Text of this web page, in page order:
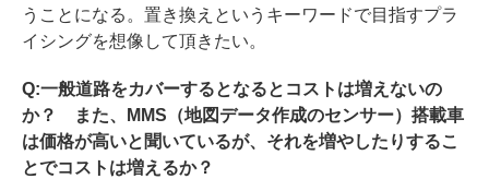
うことになる。置き換えというキーワードで目指すプラ
イシングを想像して頂きたい。
Q:一般道路をカバーするとなるとコストは増えないの
か？ また、MMS（地図データ作成のセンサー）搭載車
は価格が高いと聞いているが、それを増やしたりするこ
とでコストは増えるか？